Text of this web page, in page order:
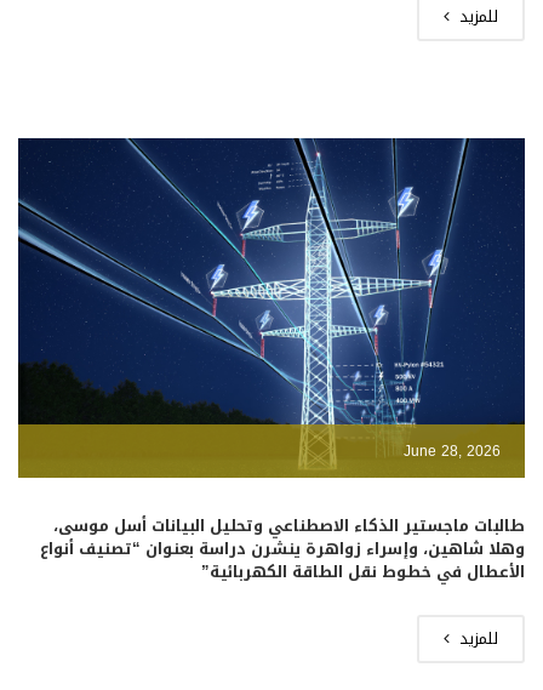
للمزيد
June 28, 2026
طالبات ماجستير الذكاء الاصطناعي وتحليل البيانات أسل موسى،
وهلا شاهين، وإسراء زواهرة ينشرن دراسة بعنوان “تصنيف أنواع
الأعطال في خطوط نقل الطاقة الكهربائية”
للمزيد